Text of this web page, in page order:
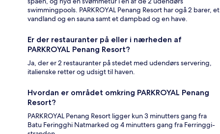
swimmingpools. PARKROYAL Penang Resort har ogå 2 barer, et
vandland og en sauna samt et dampbad og en have.
Er der restauranter på eller i nærheden af
PARKROYAL Penang Resort?
Ja, der er 2 restauranter på stedet med udendørs servering,
italienske retter og udsigt til haven.
Hvordan er området omkring PARKROYAL Penang
Resort?
PARKROYAL Penang Resort ligger kun 3 minutters gang fra
Batu Feringghi Natmarked og 4 minutters gang fra Ferringgi-